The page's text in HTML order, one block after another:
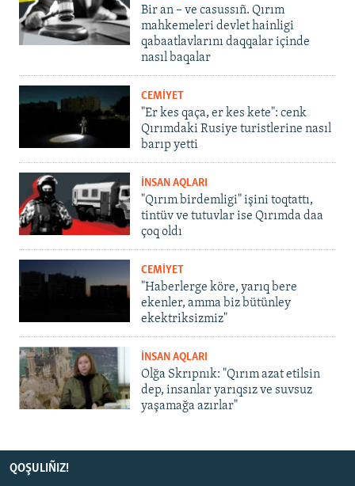
Bir an – ve casussıñ. Qırım
mahkemeleri devlet hainligi
qabaatlavlarını daqqalar içinde
nasıl baqalar
CEMİYET
"Er kes qaça, er kes kete": cenk
Qırımdaki Rusiye turistlerine nasıl
barıp yetti
İNSAN AQLARI
"Qırım birdemligi" işini toqtattı,
tintüv ve tutuvlar ise Qırımda daa
çoq oldı
CEMİYET
"Haberlerge köre, yarıq bere
ekenler, amma biz bütünley
ekektriksizmiz"
İNSAN AQLARI
Olğa Skrıpnık: "Qırım azat etilsin
dep, insanlar yarıqsız ve suvsuz
yaşamağa azırlar"
QOŞULIÑIZ!